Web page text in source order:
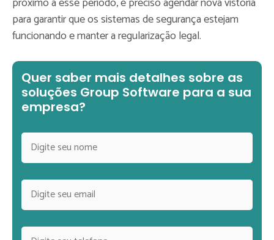
para garantir que os sistemas de segurança estejam
funcionando e manter a regularização legal.
Quer saber mais detalhes sobre as
soluções Group Software para a sua
empresa?